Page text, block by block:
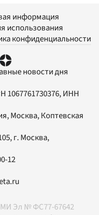
информация
использования
конфиденциальности
новости дня
1067761730376, ИНН
Москва, Коптевская
, г. Москва,
12
Эл № ФС77-67642